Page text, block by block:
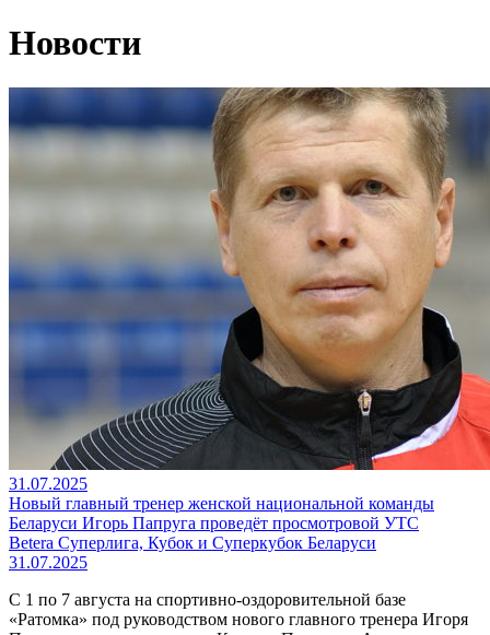
Новости
31.07.2025
Новый главный тренер женской национальной команды
Беларуси Игорь Папруга проведёт просмотровой УТС
Betera Суперлига, Кубок и Суперкубок Беларуси
31.07.2025
С 1 по 7 августа на спортивно-оздоровительной базе
«Ратомка» под руководством нового главного тренера Игоря